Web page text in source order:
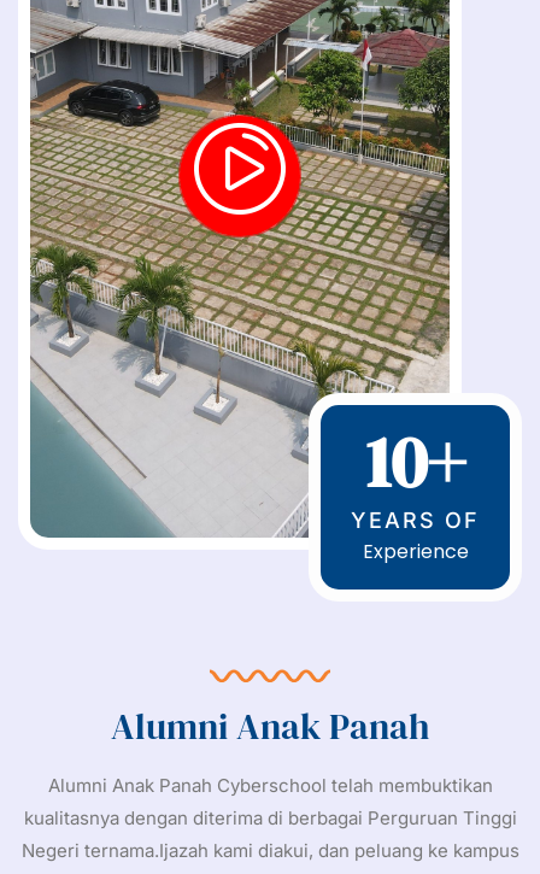
10+
YEARS OF
Experience
Alumni Anak Panah
Alumni Anak Panah Cyberschool telah membuktikan
kualitasnya dengan diterima di berbagai Perguruan Tinggi
Negeri ternama.Ijazah kami diakui, dan peluang ke kampus